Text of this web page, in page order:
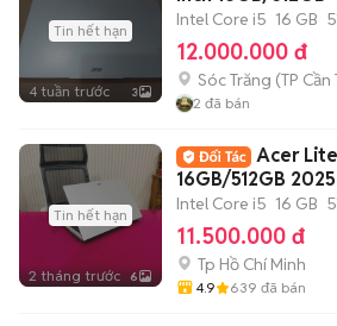
Tin hết hạn
4 tuần trước 3
Intel Core i5 16 GB
12.000.000 đ
Sóc Trăng (TP Cần
2 đã bán
Tin hết hạn
2 tháng trước 6
Acer Lite
16GB/512GB
Intel Core i5 16 GB
11.500.000 đ
Tp Hồ Chí Minh
4.9 639 đã bán